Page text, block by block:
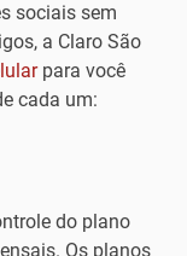
sociais sem
a Claro São
para você
cada um:
do plano
Os planos